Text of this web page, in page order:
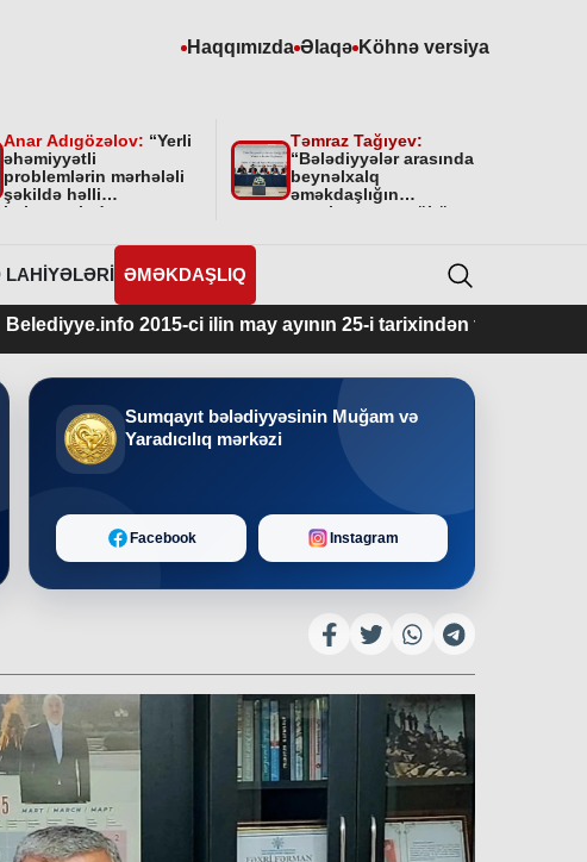
Haqqımızda Əlaqə Köhnə versiya
Anar Adıgözəlov: “Yerli
əhəmiyyətli
problemlərin mərhələli
şəkildə həlli
istiqamətində
sonra da davam
etdirəcəkdir”
Təmraz Tağıyev:
“Bələdiyyələr arasında
beynəlxalq
əməkdaşlığın
qurulmasının mühüm
ƏMƏKDAŞLIQ
2015-ci ilin may ayının 25-i tarixindən fəaliyyətdədir.
Sumqayıt bələdiyyəsinin Muğam və
Yaradıcılıq mərkəzi
Facebook Instagram